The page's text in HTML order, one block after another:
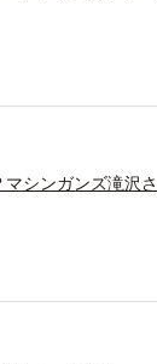
シンガンズ滝沢